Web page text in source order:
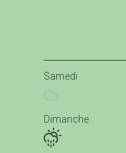
Samedi
Dimanche